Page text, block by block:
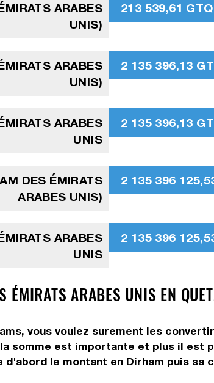
ARABES
UNIS)
213 539,61
ARABES
UNIS)
2 135 396,13
ARABES
UNIS
2 135 396,13
DES ÉMIRATS
ARABES UNIS)
2 135 396
ARABES
UNIS
2 135 396
ARABES UNIS EN
vous voulez surement les
somme est importante et plus il est
le montant en Dirham puis sa